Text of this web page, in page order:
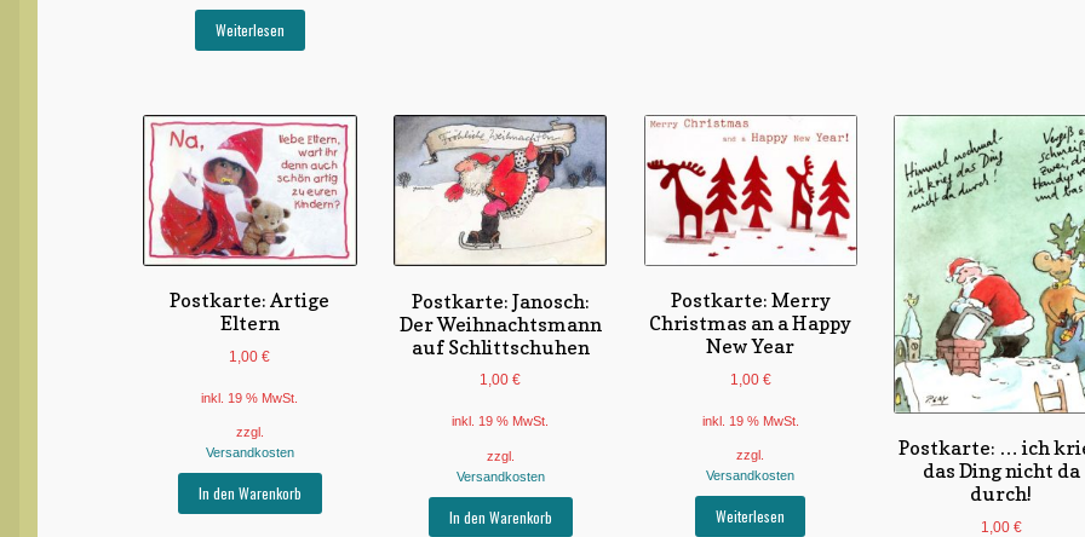
Weiterlesen
Postkarte: Artige
Eltern
1,00€
inkl. 19 % MwSt.
zzgl.
Versandkosten
In den Warenkorb
Postkarte: Janosch:
Der Weihnachtsmann
auf Schlittschuhen
1,00€
inkl. 19 % MwSt.
zzgl.
Versandkosten
In den Warenkorb
Postkarte: Merry
Christmas an a Happy
New Year
1,00 €
inkl. 19 % MwSt.
zzgl.
Versandkosten
Weiterlesen
Postkarte: … ich
das Ding nicht da
durch!
1,00 €